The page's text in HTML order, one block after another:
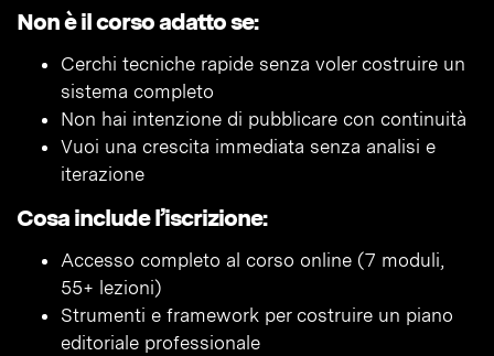
Non è il corso adatto se:
Cerchi tecniche rapide senza voler costruire un
sistema completo
Non hai intenzione di pubblicare con continuità
Vuoi una crescita immediata senza analisi e
iterazione
Cosa include l’iscrizione:
Accesso completo al corso online (7 moduli,
55+ lezioni)
Strumenti e framework per costruire un piano
editoriale professionale